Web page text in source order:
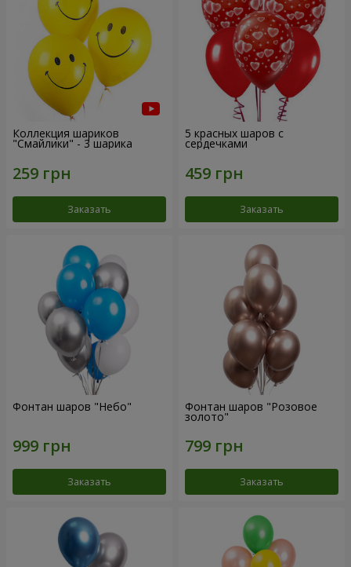
Коллекция шариков
"Смайлики" - 3 шарика
Заказать
5 красных шаров с
сердечками
Заказать
Фонтан шаров "Небо"
Заказать
Фонтан шаров "Розовое
золото"
Заказать